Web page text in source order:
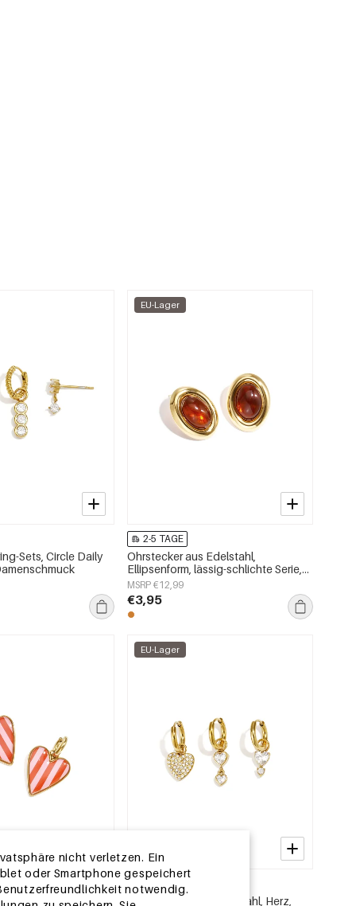
nicht verletzen. Ein
oder Smartphone gespeichert
notwendig.
Sets, Circle Daily
EU-Lager
2-5 TAGE
Ohrstecker aus Edelstahl,
Ellipsenform, lässig-schlichte Serie,
Damenschmuck
MSRP €12,99
€3,95
Edelstahl, Herzform,
EU-Lager
2-5 TAGE
Ohrring-Sets aus Edelstahl, Herz,